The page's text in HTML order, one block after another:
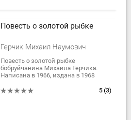
Повесть о золотой рыбке
Герчик Михаил Наумович
Повесть о золотой рыбке
бобруйчанина Михаила Герчика.
Написана в 1966, издана в 1968
измененная в составе сборника
5 (3)